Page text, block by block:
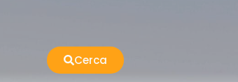
Cerca